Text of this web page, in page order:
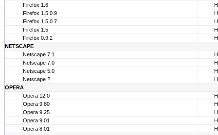
Firefox 1.6
Firefox 1.5.0.9
Firefox 1.5.0.7
Firefox 1.5
Firefox 0.9.2
NETSCAPE
Netscape 7.1
Netscape 7.0
Netscape 5.0
Netscape ?
OPERA
Opera 12.0
Opera 9.80
Opera 9.25
Opera 9.01
Opera 8.01